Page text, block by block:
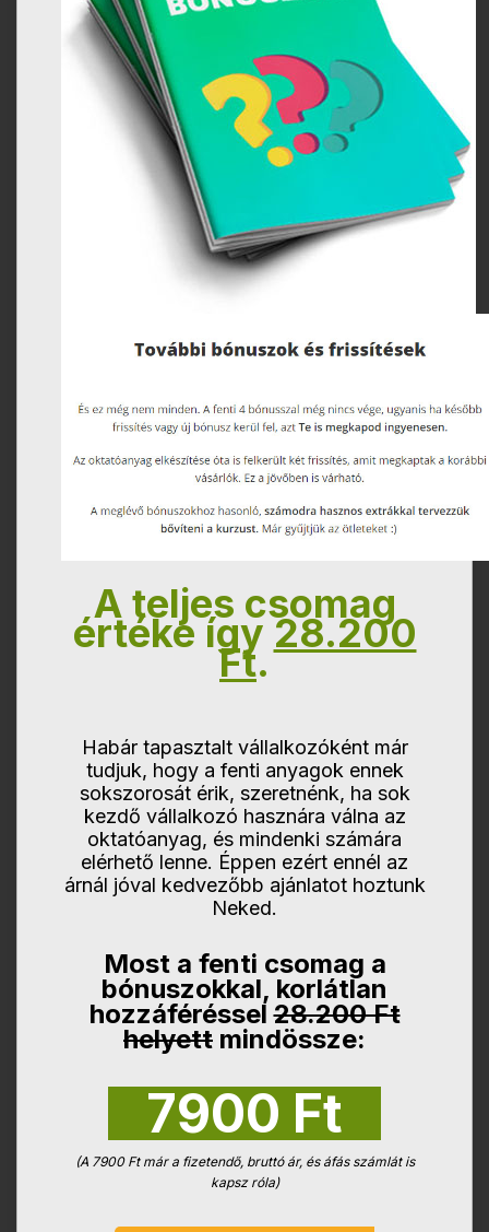
A teljes csomag
értéke így28.200
Ft.
Habár tapasztalt vállalkozóként már
tudjuk, hogy a fenti anyagok ennek
sokszorosát érik, szeretnénk, ha sok
kezdő vállalkozó hasznára válna az
oktatóanyag, és mindenki számára
elérhető lenne. Éppen ezért ennél az
árnál jóval kedvezőbb ajánlatot hoztunk
Neked.
Most a fenti csomag a
bónuszokkal, korlátlan
hozzáféréssel28.200 Ft
helyett mindössze:
7900 Ft
(A 7900 Ft már a fizetendő, bruttó ár, és áfás számlát is
kapsz róla)